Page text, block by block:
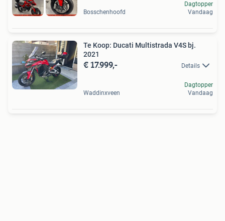
Bosschenhoofd
Dagtopper
Vandaag
Te Koop: Ducati Multistrada V4S bj.
2021
€ 17.999,- Details
Waddinxveen
Dagtopper
Vandaag